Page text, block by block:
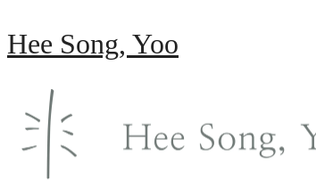
Hee Song, Yoo